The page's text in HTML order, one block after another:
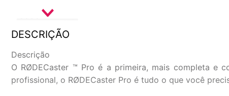
DESCRIÇÃO
Descrição
O RØDECaster ™ Pro é a primeira, mais completa e
profissional, o RØDECaster Pro é tudo o que você